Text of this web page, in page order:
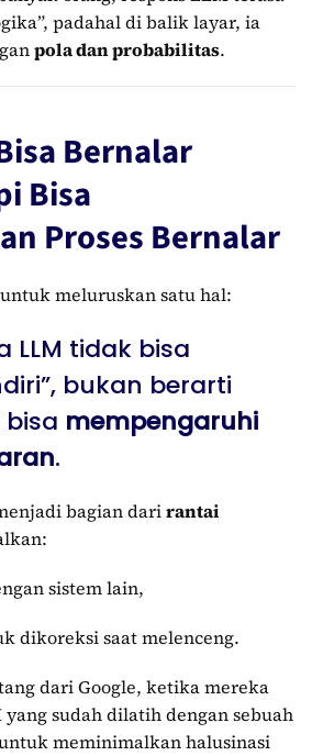
padahal di balik layar, ia
pola dan probabilitas.
Bernalar
Bisa
Proses Bernalar
meluruskan satu hal:
LLM tidak bisa
bukan berarti
mempengaruhi
.
bagian darirantai
sistem lain,
dikoreksi saat melenceng.
dari Google, ketika mereka
sudah dilatih dengan sebuah
meminimalkan halusinasi